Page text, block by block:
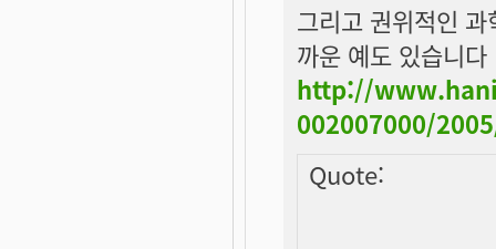
그리고 권위적인
까운 예도 있습니다
http://
002007000/
Quote: